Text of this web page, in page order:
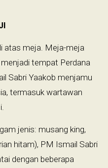
atas meja. Meja-meja
tempat Perdana
Sabri Yaakob menjamu
termasuk wartawan
jenis: musang king,
hitam), PM Ismail Sabri
dengan beberapa